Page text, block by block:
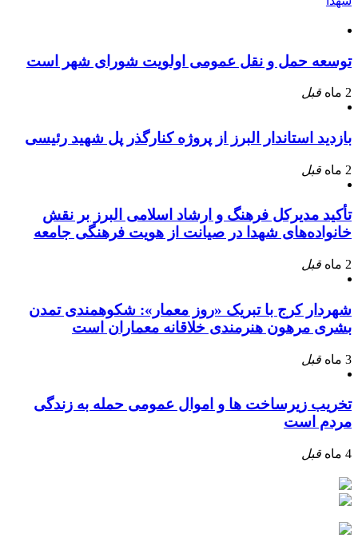
توسعه حمل و نقل عمومی اولویت شورای شهر است
2 ماه قبل
بازدید استاندار البرز از پروژه کنارگذر پل شهید رئیسی
2 ماه قبل
تأکید مدیرکل فرهنگ و ارشاد اسلامی البرز بر نقش
خانواده‌های شهدا در صیانت از هویت فرهنگی جامعه
2 ماه قبل
شهردار کرج با تبریک «روز معمار»: شکوهمندی تمدن
بشری مرهون هنرمندی خلاقانه معماران است
3 ماه قبل
تخریب زیرساخت ها و اموال عمومی حمله به زندگی
مردم است
4 ماه قبل